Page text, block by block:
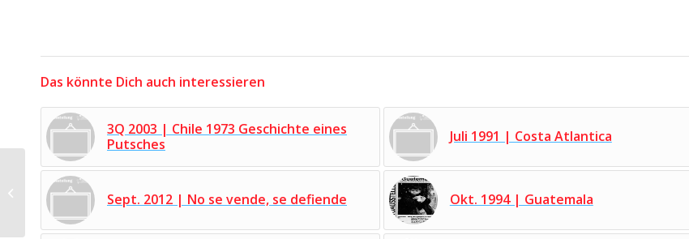
Das könnte Dich auch interessieren
3Q 2003 | Chile 1973 Geschichte eines
Putsches
Juli 1991 | Costa Atlantica
Sept. 2012 | No se vende, se defiende Okt. 1994 | Guatemala
Nov. 1988 |
Berlinerinnen im
Widerstand gegen
Nazis und Neonazis